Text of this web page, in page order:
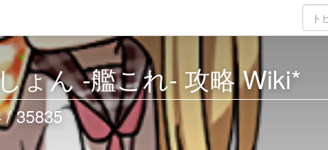
ょん -艦これ- 攻略 Wiki*
35835